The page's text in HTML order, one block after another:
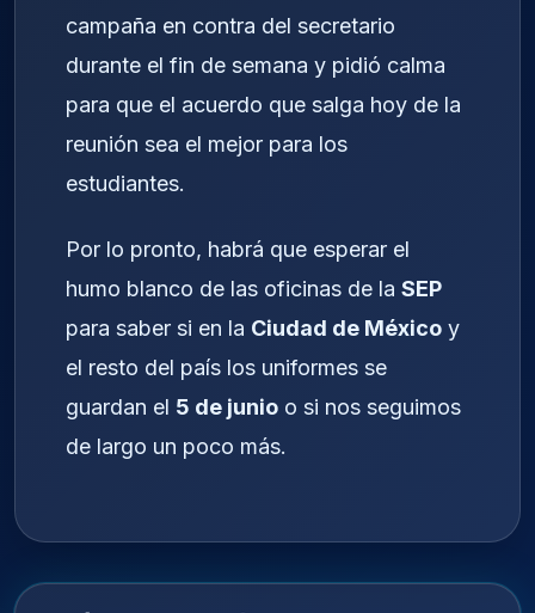
campaña en contra del secretario
durante el fin de semana y pidió calma
para que el acuerdo que salga hoy de la
reunión sea el mejor para los
estudiantes.
Por lo pronto, habrá que esperar el
humo blanco de las oficinas de la SEP
para saber si en la Ciudad de México y
el resto del país los uniformes se
guardan el 5 de junio o si nos seguimos
de largo un poco más.